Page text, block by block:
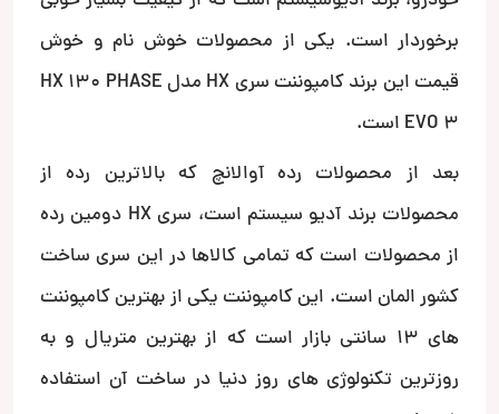
برخوردار است. یکی از محصولات خوش نام و خوش
قیمت این برند کامپوننت سری HX مدل HX 130 PHASE
EVO 3 است.
بعد از محصولات رده آوالانچ که بالاترین رده از
محصولات برند آدیو سیستم است، سری HX دومین رده
از محصولات است که تمامی کالاها در این سری ساخت
کشور المان است. این کامپوننت یکی از بهترین کامپوننت
های 13 سانتی بازار است که از بهترین متریال و به
روزترین تکنولوژی های روز دنیا در ساخت آن استفاده